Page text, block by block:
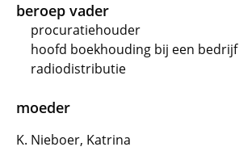
beroep vader
procuratiehouder
hoofd boekhouding bij een
radiodistributie
moeder
K. Nieboer, Katrina